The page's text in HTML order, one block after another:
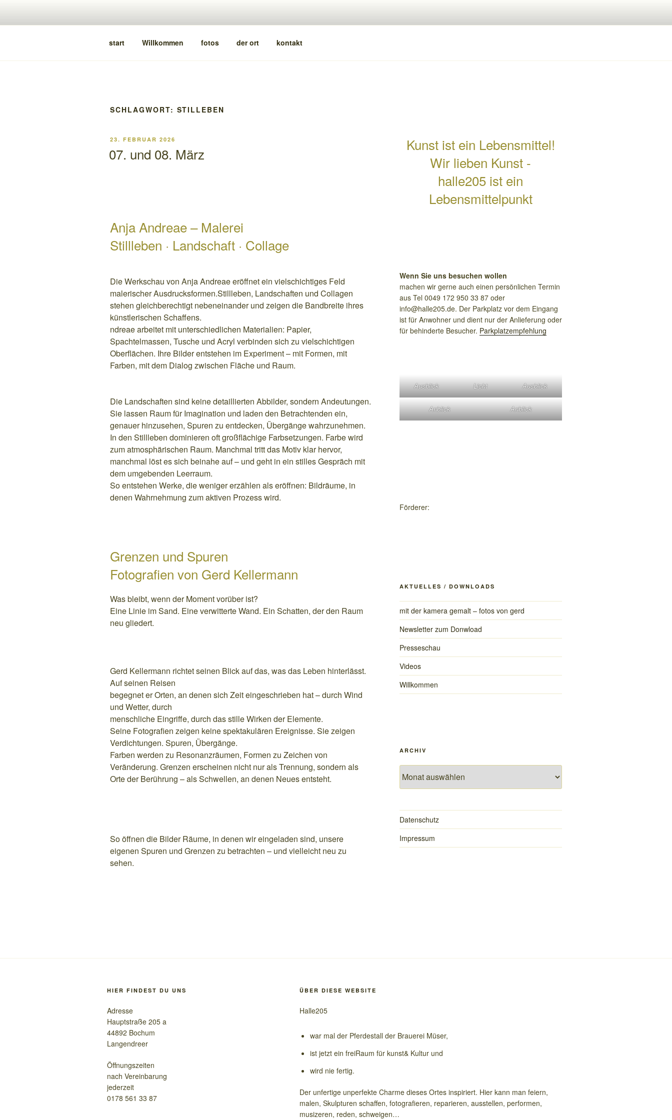
springen
HALLE205
freiRaum für kunst & kultur
start Willkommen fotos der ort kontakt
SCHLAGWORT: STILLEBEN
VERÖFFENTLICHT
23. FEBRUAR 2026
07. und 08. März
Anja Andreae – Malerei
Stillleben · Landschaft · Collage
Die Werkschau von Anja Andreae eröffnet ein vielschichtiges Feld
malerischer Ausdrucksformen.Stillleben, Landschaften und Collagen
stehen gleichberechtigt nebeneinander und zeigen die Bandbreite ihres
künstlerischen Schaffens.
ndreae arbeitet mit unterschiedlichen Materialien: Papier,
Spachtelmassen, Tusche und Acryl verbinden sich zu vielschichtigen
Oberflächen. Ihre Bilder entstehen im Experiment – mit Formen, mit
Farben, mit dem Dialog zwischen Fläche und Raum.
Die Landschaften sind keine detaillierten Abbilder, sondern Andeutungen.
Sie lassen Raum für Imagination und laden den Betrachtenden ein,
genauer hinzusehen, Spuren zu entdecken, Übergänge wahrzunehmen.
In den Stillleben dominieren oft großflächige Farbsetzungen. Farbe wird
zum atmosphärischen Raum. Manchmal tritt das Motiv klar hervor,
manchmal löst es sich beinahe auf – und geht in ein stilles Gespräch mit
dem umgebenden Leerraum.
So entstehen Werke, die weniger erzählen als eröffnen: Bildräume, in
denen Wahrnehmung zum aktiven Prozess wird.
Grenzen und Spuren
Fotografien von Gerd Kellermann
Was bleibt, wenn der Moment vorüber ist?
Eine Linie im Sand. Eine verwitterte Wand. Ein Schatten, der den Raum
neu gliedert.
Gerd Kellermann richtet seinen Blick auf das, was das Leben hinterlässt.
Auf seinen Reisen
begegnet er Orten, an denen sich Zeit eingeschrieben hat – durch Wind
und Wetter, durch
menschliche Eingriffe, durch das stille Wirken der Elemente.
Seine Fotografien zeigen keine spektakulären Ereignisse. Sie zeigen
Verdichtungen. Spuren, Übergänge.
Farben werden zu Resonanzräumen, Formen zu Zeichen von
Veränderung. Grenzen erscheinen nicht nur als Trennung, sondern als
Orte der Berührung – als Schwellen, an denen Neues entsteht.
So öffnen die Bilder Räume, in denen wir eingeladen sind, unsere
eigenen Spuren und Grenzen zu betrachten – und vielleicht neu zu
sehen.
Kunst ist ein Lebensmittel!
Wir lieben Kunst -
halle205 ist ein
Lebensmittelpunkt
Wenn Sie uns besuchen wollen
machen wir gerne auch einen persönlichen Termin
aus Tel 0049 172 950 33 87 oder
info@halle205.de. Der Parkplatz vor dem Eingang
ist für Anwohner und dient nur der Anlieferung oder
für behinderte Besucher. Parkplatzempfehlung
Ausblick Licht Ausblick
Anblick Anblick
Förderer:
AKTUELLES / DOWNLOADS
mit der kamera gemalt – fotos von gerd
Newsletter zum Donwload
Presseschau
Videos
Willkommen
ARCHIV
Datenschutz
Impressum
HIER FINDEST DU UNS
Adresse
Hauptstraße 205 a
44892 Bochum
Langendreer
Öffnungszeiten
nach Vereinbarung
jederzeit
0178 561 33 87
ÜBER DIESE WEBSITE
Halle205
war mal der Pferdestall der Brauerei Müser,
ist jetzt ein freiRaum für kunst& Kultur und
wird nie fertig.
Der unfertige unperfekte Charme dieses Ortes inspiriert. Hier kann man feiern,
malen, Skulpturen schaffen, fotografieren, reparieren, ausstellen, performen,
musizeren, reden, schweigen…